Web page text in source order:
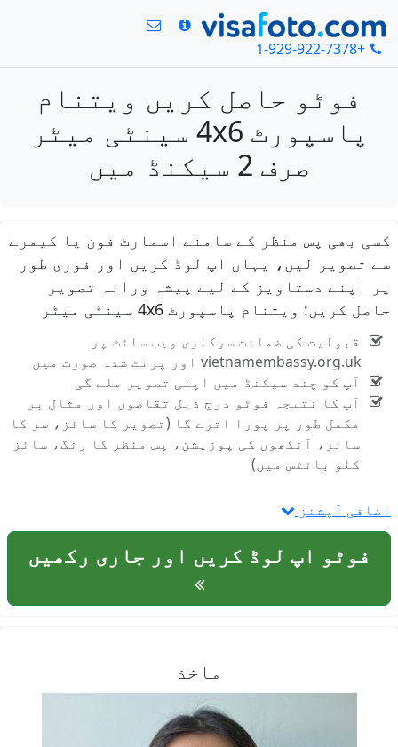
+1-929-922-7378
فوٹو حاصل کریں ویتنام
پاسپورٹ 4x6 سینٹی میٹر
صرف 2 سیکنڈ میں
کسی بھی پس منظر کے سامنے اسمارٹ فون یا کیمرے
سے تصویر لیں، یہاں اپ لوڈ کریں اور فوری طور
پر اپنے دستاویز کے لیے پیشہ ورانہ تصویر
حاصل کریں: ویتنام پاسپورٹ 4x6 سینٹی میٹر
قبولیت کی ضمانت سرکاری ویب سائٹ پر
vietnamembassy.org.uk اور پرنٹ شدہ صورت میں
آپ کو چند سیکنڈ میں اپنی تصویر ملے گی
آپ کا نتیجہ فوٹو درج ذیل تقاضوں اور مثال پر
مکمل طور پر پورا اترے گا (تصویر کا سائز، سر کا
سائز، آنکھوں کی پوزیشن، پس منظر کا رنگ، سائز
کلو بائٹس میں)
اضافی آپشنز
فوٹو اپ لوڈ کریں اور جاری رکھیں
ماخذ